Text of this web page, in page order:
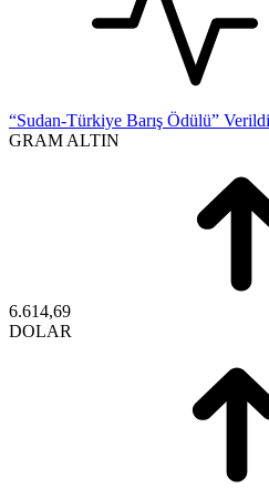
“Sudan-Türkiye Barış Ödülü” Verildi
GRAM ALTIN
6.614,69
DOLAR